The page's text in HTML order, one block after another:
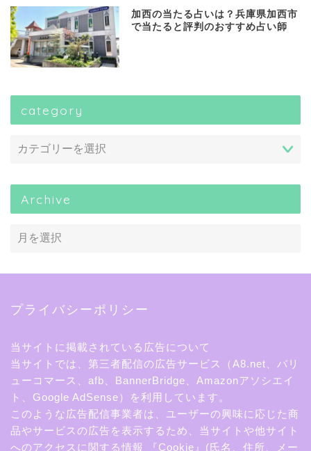
加西の当たる占いは？兵庫県加西市
で当たると評判のおすすめ占い師
category
Archive
プライバシーポリシー
当サイトに掲載されている広告について
当サイトでは、第三者配信の広告サービス（A8.net、バリ
ューコマース、afb、BannerBridge、Amazonアソシエイ
ト、Google AdSense）を利用しています。
このような広告配信事業者は、ユーザーの興味に応じた商
品やサービスの広告を表示するため、当サイトや他サイト
へのアクセスに関する情報 『Cookie』(氏名、住所、メー